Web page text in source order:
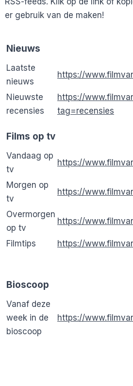
er gebruik van de maken!
Nieuws
Laatste
nieuws
https://
Nieuwste
recensies
https://
tag=recensies
Films op tv
Vandaag op
tv
https://
Morgen op
tv
https://
Overmorgen
op tv
https://
Filmtips https://
Bioscoop
Vanaf deze
week in de
bioscoop
https://